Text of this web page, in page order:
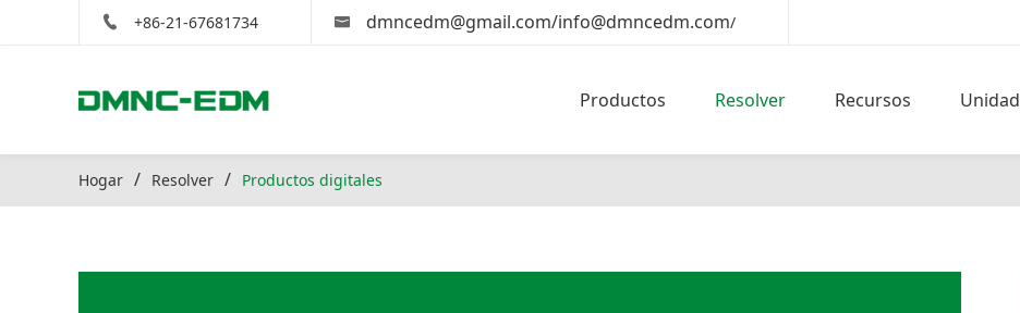
+86-21-67681734 dmncedm@gmail.com/info@dmncedm.com/
Productos Resolver Recursos Unidad
Hogar Resolver Productos digitales